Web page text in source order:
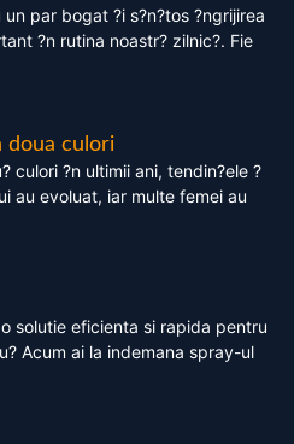
par bogat ?i s?n?tos ?ngrijirea
?n rutina noastr? zilnic?. Fie
doua culori
culori ?n ultimii ani, tendin?ele ?
au evoluat, iar multe femei au
solutie eficienta si rapida pentru
Acum ai la indemana spray-ul